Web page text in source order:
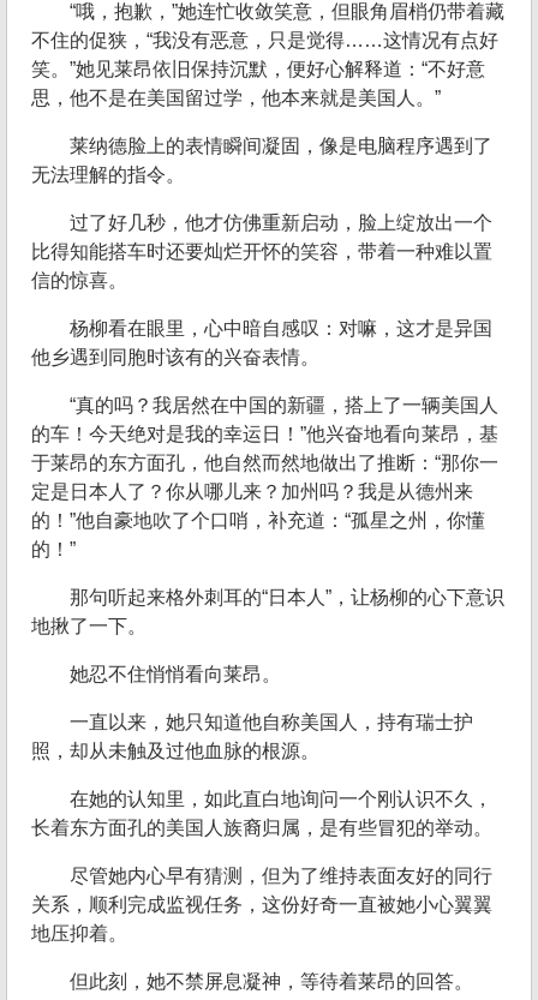
“哦，抱歉，”她连忙收敛笑意，但眼角眉梢仍带着藏
不住的促狭，“我没有恶意，只是觉得……这情况有点好
笑。”她见莱昂依旧保持沉默，便好心解释道：“不好意
思，他不是在美国留过学，他本来就是美国人。”
莱纳德脸上的表情瞬间凝固，像是电脑程序遇到了
无法理解的指令。
过了好几秒，他才仿佛重新启动，脸上绽放出一个
比得知能搭车时还要灿烂开怀的笑容，带着一种难以置
信的惊喜。
杨柳看在眼里，心中暗自感叹：对嘛，这才是异国
他乡遇到同胞时该有的兴奋表情。
“真的吗？我居然在中国的新疆，搭上了一辆美国人
的车！今天绝对是我的幸运日！”他兴奋地看向莱昂，基
于莱昂的东方面孔，他自然而然地做出了推断：“那你一
定是日本人了？你从哪儿来？加州吗？我是从德州来
的！”他自豪地吹了个口哨，补充道：“孤星之州，你懂
的！”
那句听起来格外刺耳的“日本人”，让杨柳的心下意识
地揪了一下。
她忍不住悄悄看向莱昂。
一直以来，她只知道他自称美国人，持有瑞士护
照，却从未触及过他血脉的根源。
在她的认知里，如此直白地询问一个刚认识不久，
长着东方面孔的美国人族裔归属，是有些冒犯的举动。
尽管她内心早有猜测，但为了维持表面友好的同行
关系，顺利完成监视任务，这份好奇一直被她小心翼翼
地压抑着。
但此刻，她不禁屏息凝神，等待着莱昂的回答。